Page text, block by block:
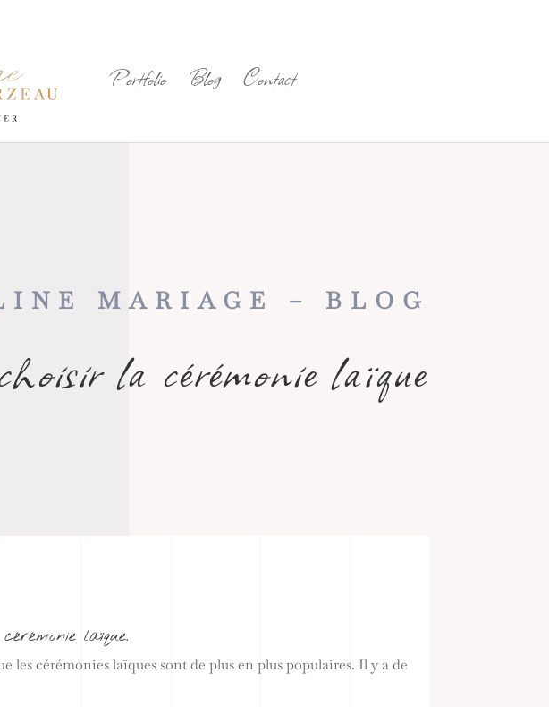
Portfolio Blog Contact
MARIAGE – BLOG
la cérémonie laïque
laïque.
les cérémonies laïques sont de plus en plus populaires. Il y a de